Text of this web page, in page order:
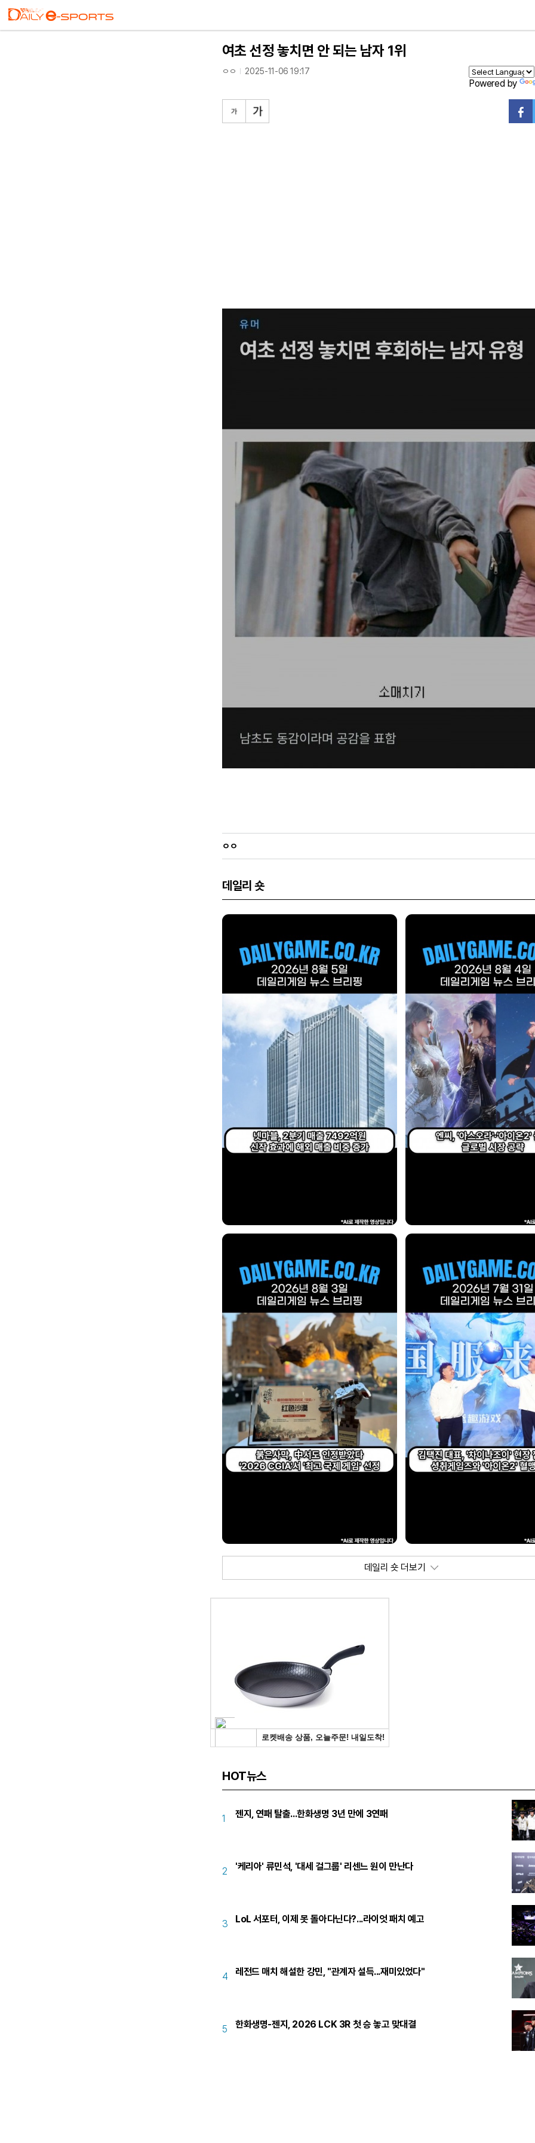
여초 선정 놓치면 안 되는 남자 1위
ㅇㅇ 2025-11-06 19:17
Powered by
ㅇㅇ
데일리 숏
데일리 숏 더보기
HOT뉴스
1 젠지, 연패 탈출...한화생명 3년 만에 3연패
2 '케리아' 류민석, '대세 걸그룹' 리센느 원이 만난다
3 LoL 서포터, 이제 못 돌아다닌다?...라이엇 패치 예고
4 레전드 매치 해설한 강민, "관계자 설득...재미있었다"
5 한화생명-젠지, 2026 LCK 3R 첫 승 놓고 맞대결